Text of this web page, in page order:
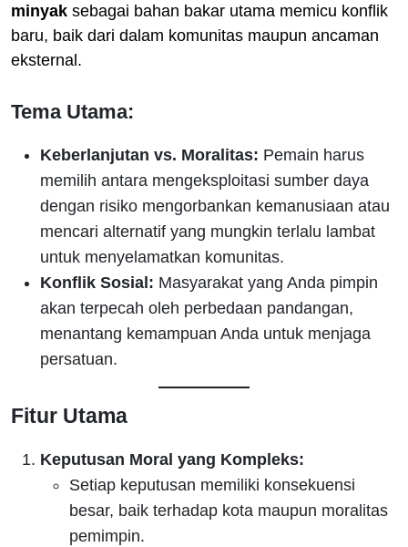
minyak sebagai bahan bakar utama memicu konflik
baru, baik dari dalam komunitas maupun ancaman
eksternal.
Tema Utama:
Keberlanjutan vs. Moralitas: Pemain harus
memilih antara mengeksploitasi sumber daya
dengan risiko mengorbankan kemanusiaan atau
mencari alternatif yang mungkin terlalu lambat
untuk menyelamatkan komunitas.
Konflik Sosial: Masyarakat yang Anda pimpin
akan terpecah oleh perbedaan pandangan,
menantang kemampuan Anda untuk menjaga
persatuan.
Fitur Utama
Keputusan Moral yang Kompleks:
Setiap keputusan memiliki konsekuensi
besar, baik terhadap kota maupun moralitas
pemimpin.